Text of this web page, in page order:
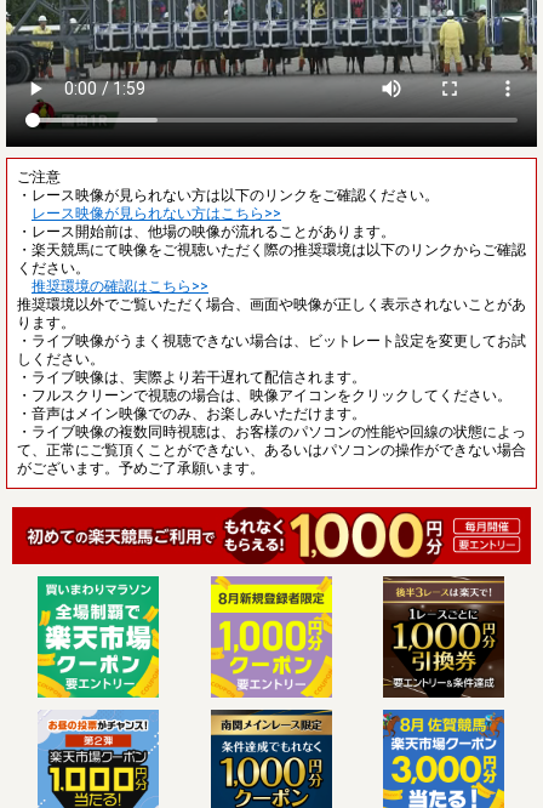
ご注意
・レース映像が見られない方は以下のリンクをご確認ください。
レース映像が見られない方はこちら>>
・レース開始前は、他場の映像が流れることがあります。
・楽天競馬にて映像をご視聴いただく際の推奨環境は以下のリンクからご確認
ください。
推奨環境の確認はこちら>>
推奨環境以外でご覧いただく場合、画面や映像が正しく表示されないことがあ
ります。
・ライブ映像がうまく視聴できない場合は、ビットレート設定を変更してお試
しください。
・ライブ映像は、実際より若干遅れて配信されます。
・フルスクリーンで視聴の場合は、映像アイコンをクリックしてください。
・音声はメイン映像でのみ、お楽しみいただけます。
・ライブ映像の複数同時視聴は、お客様のパソコンの性能や回線の状態によっ
て、正常にご覧頂くことができない、あるいはパソコンの操作ができない場合
がございます。予めご了承願います。